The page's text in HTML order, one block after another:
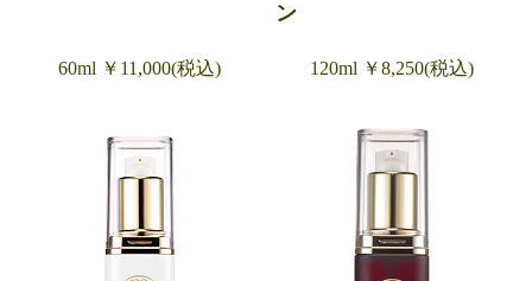
60ml ￥11,000(税込)
ン
120ml ￥8,250(税込)